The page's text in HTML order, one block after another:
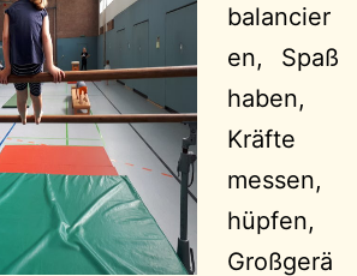
balancier
en, Spaß
haben,
Kräfte
messen,
hüpfen,
Großgerä